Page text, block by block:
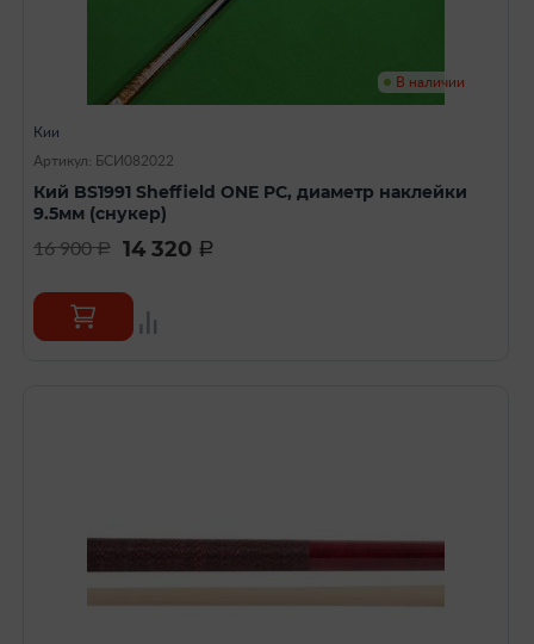
В наличии
Кии
Артикул: БСИ082022
Кий BS1991 Sheffield ONE PC, диаметр наклейки
9.5мм (снукер)
16 900a 14 320 a